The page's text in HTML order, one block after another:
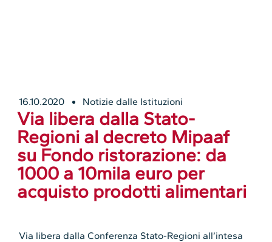
16.10.2020 Notizie dalle Istituzioni
Via libera dalla Stato-
Regioni al decreto Mipaaf
su Fondo ristorazione: da
1000 a 10mila euro per
acquisto prodotti alimentari
Via libera dalla Conferenza Stato-Regioni all’intesa